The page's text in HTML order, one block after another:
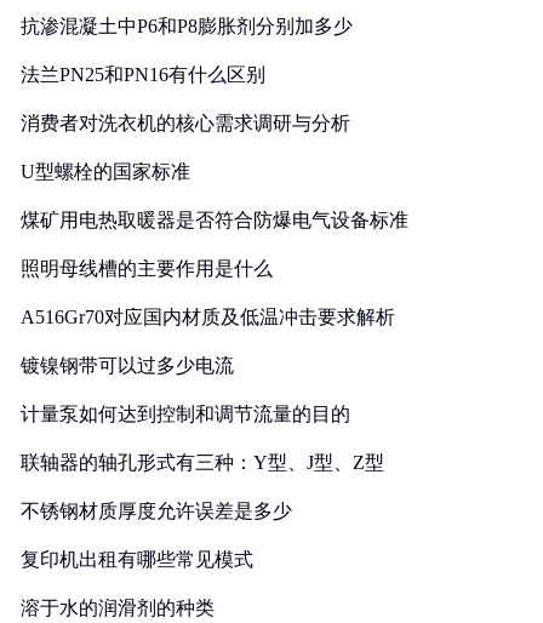
抗渗混凝土中P6和P8膨胀剂分别加多少
法兰PN25和PN16有什么区别
消费者对洗衣机的核心需求调研与分析
U型螺栓的国家标准
煤矿用电热取暖器是否符合防爆电气设备标准
照明母线槽的主要作用是什么
A516Gr70对应国内材质及低温冲击要求解析
镀镍钢带可以过多少电流
计量泵如何达到控制和调节流量的目的
联轴器的轴孔形式有三种：Y型、J型、Z型
不锈钢材质厚度允许误差是多少
复印机出租有哪些常见模式
溶于水的润滑剂的种类